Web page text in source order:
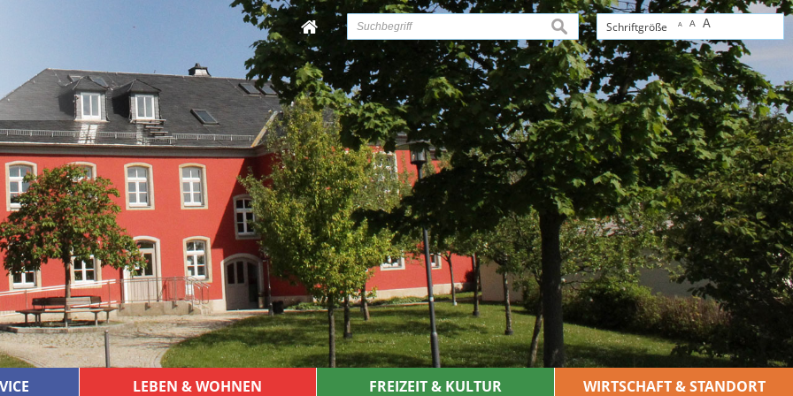
Schriftgröße A A A
suchen
LEBEN & WOHNEN FREIZEIT & KULTUR WIRTSCHAFT & STANDORT